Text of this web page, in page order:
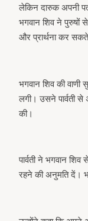
लेकिन दारुक अपनी
भगवान शिव ने पुरुषों
और प्रार्थना कर सकते
भगवान शिव की वाणी
लगी। उसने पार्वती
की।
पार्वती ने भगवान शिव
रहने की अनुमति दें।